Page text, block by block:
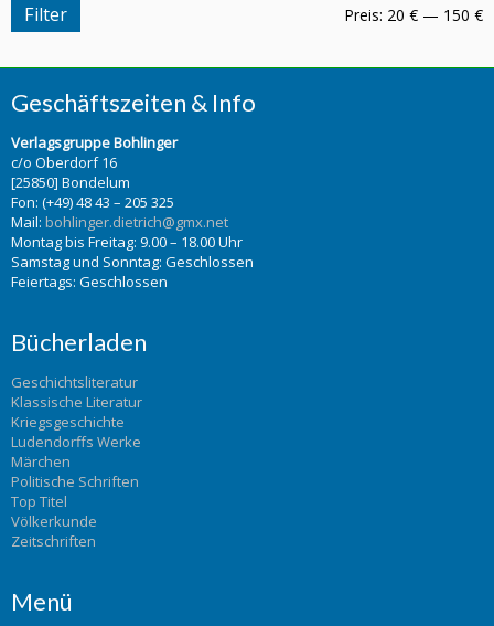
Filter Preis: 20 € — 150 €
Geschäftszeiten & Info
Verlagsgruppe Bohlinger
c/o Oberdorf 16
[25850] Bondelum
Fon: (+49) 48 43 – 205 325
Mail: bohlinger.dietrich@gmx.net
Montag bis Freitag: 9.00 – 18.00 Uhr
Samstag und Sonntag: Geschlossen
Feiertags: Geschlossen
Bücherladen
Geschichtsliteratur
Klassische Literatur
Kriegsgeschichte
Ludendorffs Werke
Märchen
Politische Schriften
Top Titel
Völkerkunde
Zeitschriften
Menü